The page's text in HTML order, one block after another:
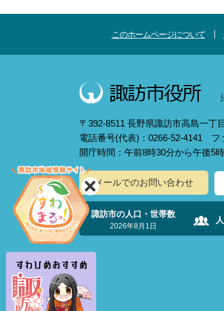
このホームページについて
〒392-8511 長野県諏訪市高島一丁
電話番号(代表)：0266-52-4141 フ
開庁時間：午前8時30分から午後5
メールでのお問い合わせ
諏訪市の人口・世帯数
2026年8月1日